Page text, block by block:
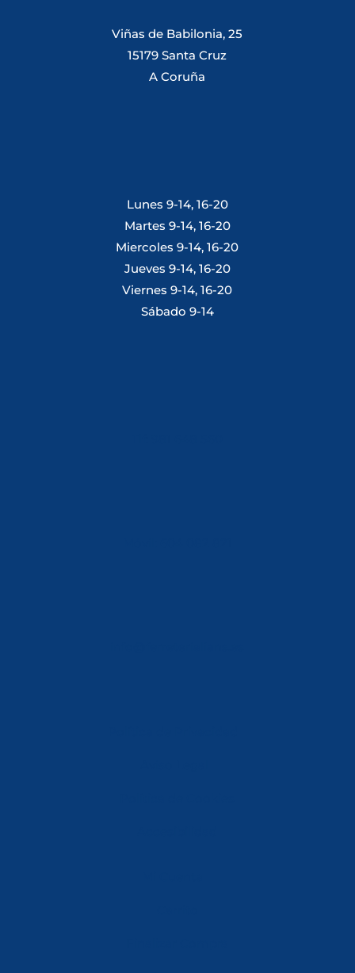
Viñas de Babilonia, 25
15179 Santa Cruz
A Coruña
Lunes 9-14, 16-20
Martes 9-14, 16-20
Miercoles 9-14, 16-20
Jueves 9-14, 16-20
Viernes 9-14, 16-20
Sábado 9-14